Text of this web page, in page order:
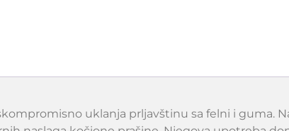
uklanja prljavštinu sa felni i guma.